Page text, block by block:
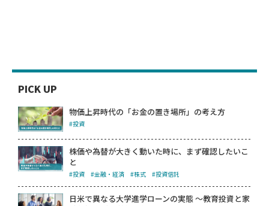
PICK UP
物価上昇時代の「お金の置き場所」の考え方
#投資
株価や為替が大きく動いた時に、まず確認したいこ
と
#投資 #金融・経済 #株式 #投資信託
日米で異なる大学進学ローンの実態 ～教育投資と家